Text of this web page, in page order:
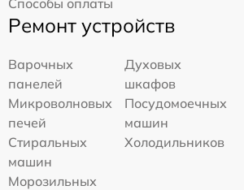
Способы оплаты
Ремонт устройств
Варочных
панелей
Духовых
шкафов
Микроволновых
печей
Посудомоечных
машин
Стиральных
машин
Холодильников
Морозильных